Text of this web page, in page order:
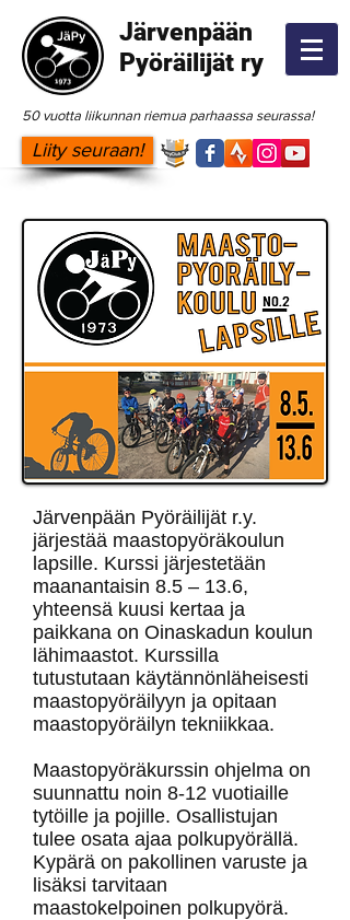
Järvenpään
Pyöräilijät ry
50 vuotta liikunnan riemua parhaassa seurassa!
Liity seuraan!
Järvenpään Pyöräilijät r.y.
järjestää maastopyöräkoulun
lapsille. Kurssi järjestetään
maanantaisin 8.5 – 13.6,
yhteensä kuusi kertaa ja
paikkana on Oinaskadun koulun
lähimaastot. Kurssilla
tutustutaan käytännönläheisesti
maastopyöräilyyn ja opitaan
maastopyöräilyn tekniikkaa.
Maastopyöräkurssin ohjelma on
suunnattu noin 8-12 vuotiaille
tytöille ja pojille. Osallistujan
tulee osata ajaa polkupyörällä.
Kypärä on pakollinen varuste ja
lisäksi tarvitaan
maastokelpoinen polkupyörä.